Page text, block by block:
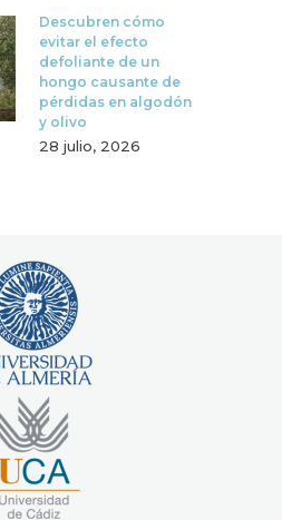
Descubren cómo
evitar el efecto
defoliante de un
hongo causante de
pérdidas en algodón
y olivo
28 julio, 2026